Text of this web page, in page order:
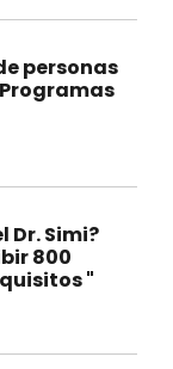
personas
Dr. Simi?
800
"